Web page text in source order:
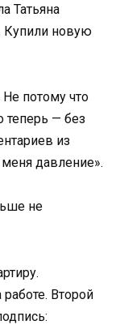
Татьяна
Купили новую
потому что
теперь — без
из
давление».
не
Второй